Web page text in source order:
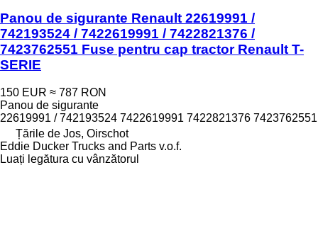
Panou de sigurante Renault 22619991 /
742193524 / 7422619991 / 7422821376 /
7423762551 Fuse pentru cap tractor Renault T-
SERIE
150 EUR ≈ 787 RON
Panou de sigurante
22619991 / 742193524 7422619991 7422821376 7423762551
Țările de Jos, Oirschot
Eddie Ducker Trucks and Parts v.o.f.
Luați legătura cu vânzătorul